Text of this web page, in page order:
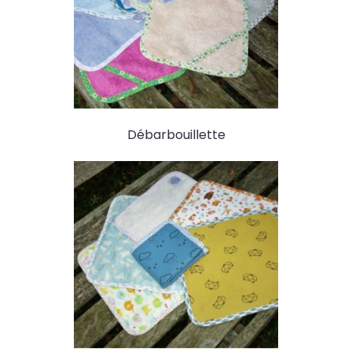
Débarbouillette